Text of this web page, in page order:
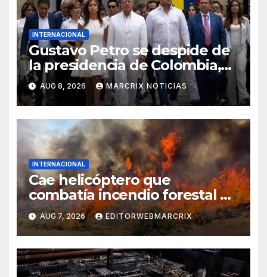
INTERNACIONAL
Gustavo Petro se despide de
la presidencia de Colombia,
pero promete regresar
AUG 8, 2026 MARCRIX NOTICIAS
INTERNACIONAL
Cae helicóptero que
combatía incendio forestal en
Utah
AUG 7, 2026 EDITORWEBMARCRIX